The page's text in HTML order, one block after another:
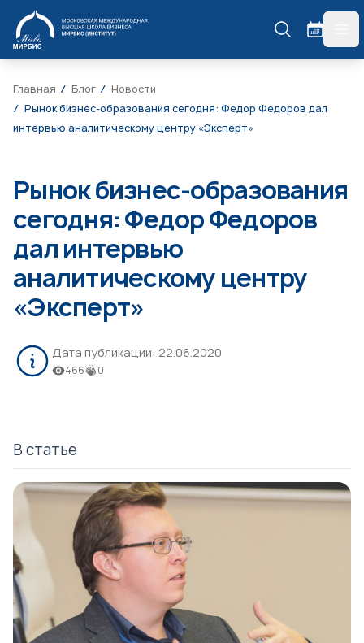
МИРБИС
Главная Блог
Новости
Рынок бизнес-образования сегодня: Федор Федоров дал
интервью аналитическому центру «Эксперт»
Рынок бизнес-образования
сегодня: Федор Федоров
дал интервью
аналитическому центру
«Эксперт»
Дата публикации: 22.06.2020
466 0
В статье